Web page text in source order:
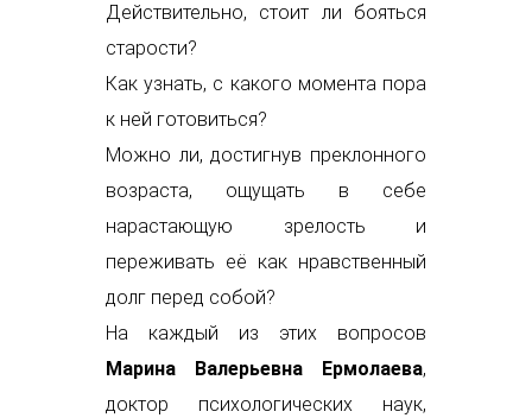
Действительно, стоит ли бояться
старости?
Как узнать, с какого момента пора
к ней готовиться?
Можно ли, достигнув преклонного
возраста, ощущать в себе
нарастающую зрелость и
переживать её как нравственный
долг перед собой?
На каждый из этих вопросов
Марина Валерьевна Ермолаева,
доктор психологических наук,